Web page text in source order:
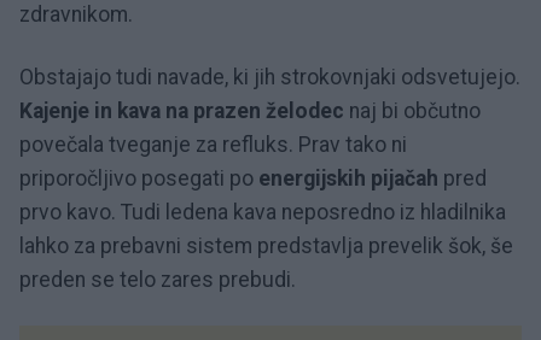
zdravnikom.
Obstajajo tudi navade, ki jih strokovnjaki odsvetujejo.
Kajenje in kava na prazen želodec naj bi občutno
povečala tveganje za refluks. Prav tako ni
priporočljivo posegati po energijskih pijačah pred
prvo kavo. Tudi ledena kava neposredno iz hladilnika
lahko za prebavni sistem predstavlja prevelik šok, še
preden se telo zares prebudi.